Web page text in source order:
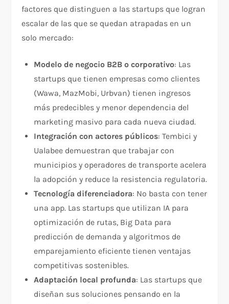
factores que distinguen a las startups que logran
escalar de las que se quedan atrapadas en un
solo mercado:
Modelo de negocio B2B o corporativo: Las
startups que tienen empresas como clientes
(Wawa, MazMobi, Urbvan) tienen ingresos
más predecibles y menor dependencia del
marketing masivo para cada nueva ciudad.
Integración con actores públicos: Tembici y
Ualabee demuestran que trabajar con
municipios y operadores de transporte acelera
la adopción y reduce la resistencia regulatoria.
Tecnología diferenciadora: No basta con tener
una app. Las startups que utilizan IA para
optimización de rutas, Big Data para
predicción de demanda y algoritmos de
emparejamiento eficiente tienen ventajas
competitivas sostenibles.
Adaptación local profunda: Las startups que
diseñan sus soluciones pensando en la